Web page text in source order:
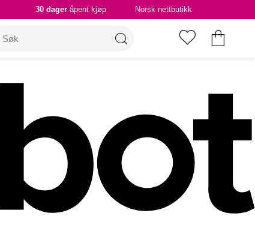
30 dager åpent kjøp Norsk nettbutikk